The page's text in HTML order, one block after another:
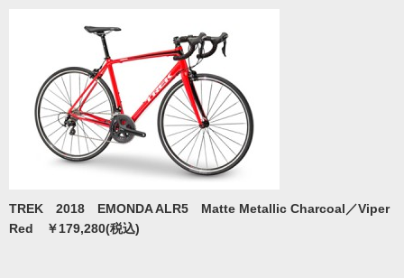
TREK 2018 EMONDA ALR5 Matte Metallic Charcoal／Viper
Red ￥179,280(税込)